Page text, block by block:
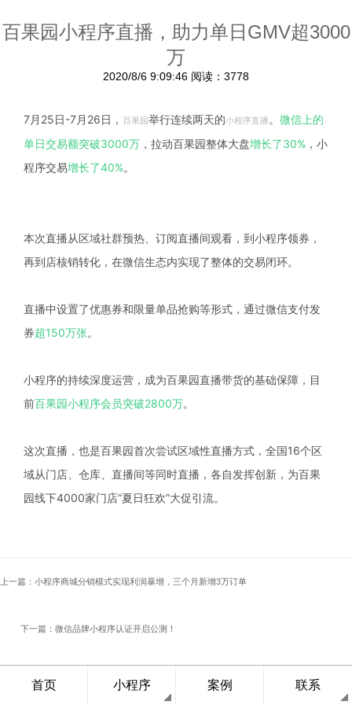
百果园小程序直播，助力单日GMV超3000
万
2020/8/6 9:09:46 阅读：3778
7月25日-7月26日， 百果园举行连续两天的小程序直播 。 微信上的
单日交易额突破3000万 ， 拉动百果园整体大盘增长了30% ，小
程序交易增长了40%。
本次直播从区域社群预热、订阅直播间观看，到小程序领券，
再到店核销转化，在微信生态内实现了整体的交易闭环。
直播中设置了优惠券和限量单品抢购等形式，通过微信支付发
券超150万张。
小程序的持续深度运营，成为百果园直播带货的基础保障，目
前百果园小程序会员突破2800万。
这次直播，也是百果园首次尝试区域性直播方式，全国16个区
域从门店、仓库、直播间等同时直播，各自发挥创新，为百果
园线下4000家门店“夏日狂欢”大促引流。
上一篇：小程序商城分销模式实现利润暴增，三个月新增3万订单
下一篇：微信品牌小程序认证开启公测！
首页 小程序 案例 联系